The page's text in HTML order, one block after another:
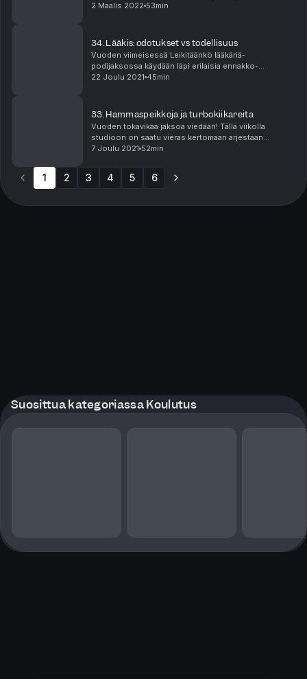
vihdoin palanneet etästudioon täynnä uusia ideoita ja
2 Maalis 2022 53min
34. Lääkis: odotukset vs todellisuus
Vuoden viimeisessä Leikitäänkö lääkäriä-
podijaksossa käydään läpi erilaisia ennakko-
odotuksia lääkisopiskelusta ja niiden
22 Joulu 2021 45min
33. Hammaspeikkoja ja turbokiikareita
Vuoden tokavikaa jaksoa viedään! Tällä viikolla
studioon on saatu vieras kertomaan arjestaan
hammaslääkiksessä. Minnea on opintojaan rakastava
hammaslääketieteell...
7 Joulu 2021 52min
1 2 3 4 5 6
Suosittua kategoriassa Koulutus